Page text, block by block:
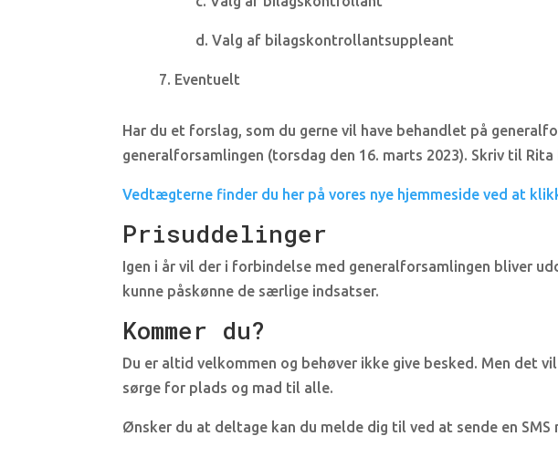
d. Valg af bilagskontrollantsuppleant
7. Eventuelt
Har du et forslag, som du gerne vil have behandlet på
generalforsamlingen (torsdag den 16. marts 2023). Skriv til Rita
Vedtægterne finder du her på vores nye hjemmeside ved at
Prisuddelinger
Igen i år vil der i forbindelse med generalforsamlingen bliver
kunne påskønne de særlige indsatser.
Kommer du?
Du er altid velkommen og behøver ikke give besked. Men det
sørge for plads og mad til alle.
Ønsker du at deltage kan du melde dig til ved at sende en